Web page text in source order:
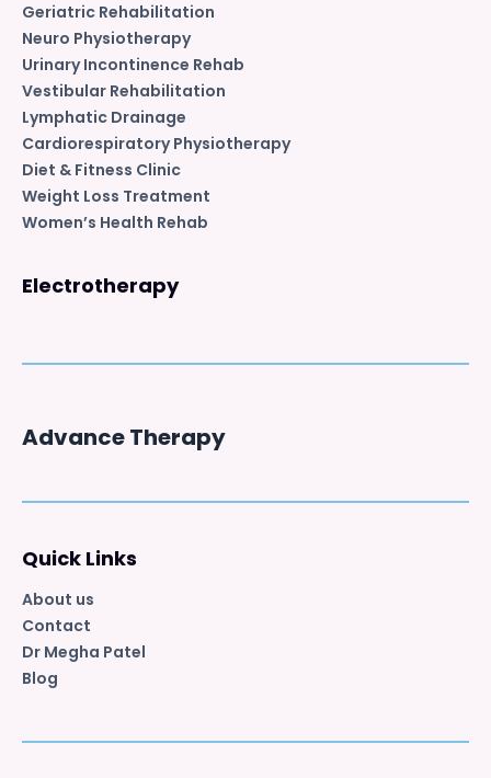
Geriatric Rehabilitation
Neuro Physiotherapy
Urinary Incontinence Rehab
Vestibular Rehabilitation
Lymphatic Drainage
Cardiorespiratory Physiotherapy
Diet & Fitness Clinic
Weight Loss Treatment
Women’s Health Rehab
Electrotherapy
Advance Therapy
Quick Links
About us
Contact
Dr Megha Patel
Blog